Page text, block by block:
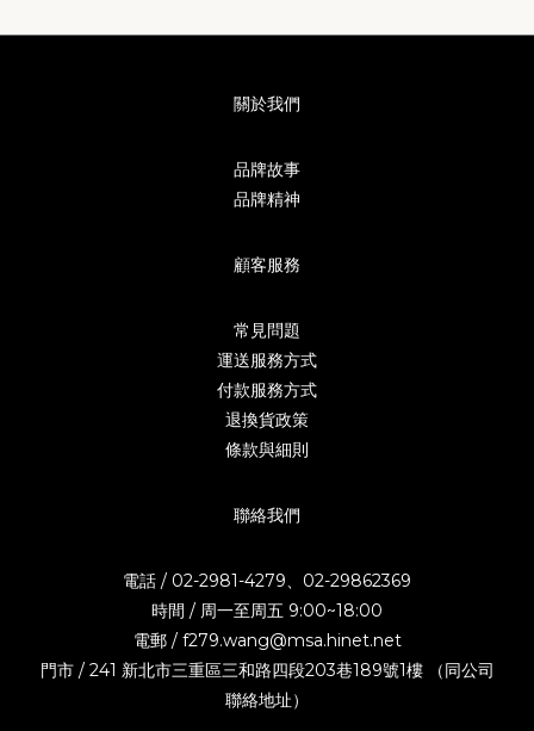
關於我們
品牌故事
品牌精神
顧客服務
常見問題
運送服務方式
付款服務方式
退換貨政策
條款與細則
聯絡我們
電話 / 02-2981-4279、02-29862369
時間 / 周一至周五 9:00~18:00
電郵 / f279.wang@msa.hinet.net
門市 / 241 新北市三重區三和路四段203巷189號1樓 （同公司
聯絡地址）